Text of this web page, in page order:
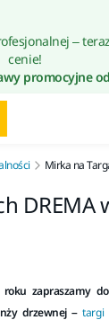
–
cenie!
promocyjne
Mirka na
DREMA
zapraszamy
drzewnej –targi